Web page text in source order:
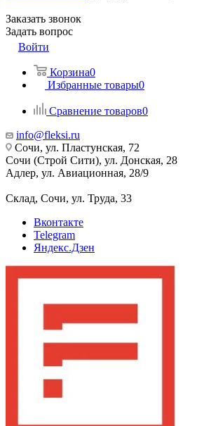
Заказать звонок
Задать вопрос
Войти
Корзина0
Избранные товары0
Сравнение товаров0
info@fleksi.ru
Сочи, ул. Пластунская, 72
Сочи (Строй Сити), ул. Донская, 28
Адлер, ул. Авиационная, 28/9
Склад, Сочи, ул. Труда, 33
Вконтакте
Telegram
Яндекс.Дзен